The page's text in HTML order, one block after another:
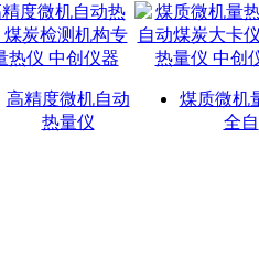
高精度微机自动
热量仪
煤质微机
全自